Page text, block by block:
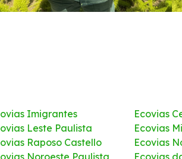
Imigrantes
Leste Paulista
Raposo Castello
Ecovias
Ecovias
Ecovias